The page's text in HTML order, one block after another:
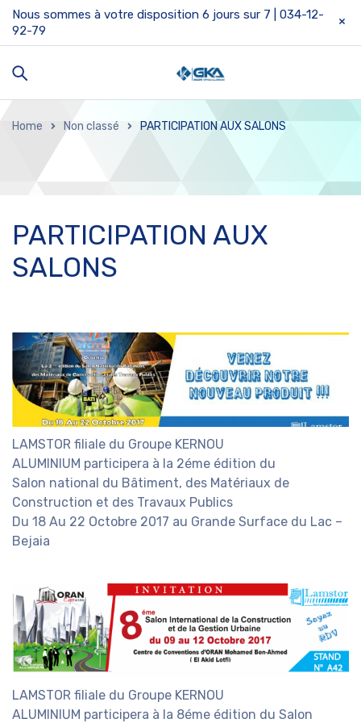
Nous sommes à votre disposition 6 jours sur 7 | 034-12-
92-79
Home Non classé PARTICIPATION AUX SALONS
PARTICIPATION AUX
SALONS
LAMSTOR filiale du Groupe KERNOU
ALUMINIUM participera à la 2éme édition du
Salon national du Bâtiment, des Matériaux de
Construction et des Travaux Publics
Du 18 Au 22 Octobre 2017 au Grande Surface du Lac –
Bejaia
LAMSTOR filiale du Groupe KERNOU
ALUMINIUM participera à la 8éme édition du Salon